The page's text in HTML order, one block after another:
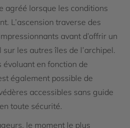
agréé lorsque les conditions
L’ascension traverse des
avant d’offrir un
les autres îles de l’archipel.
évoluant en fonction de
également possible de
accessibles sans guide
toute sécurité.
le moment le plus